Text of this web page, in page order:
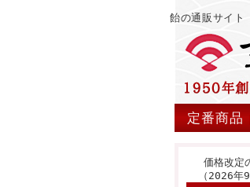
飴の通販サイト
定番商品
価格改定
（2026年